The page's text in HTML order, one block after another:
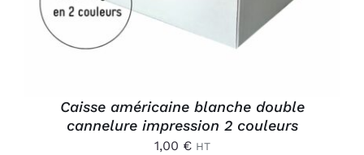
Caisse américaine blanche double
cannelure impression 2 couleurs
1,00 € HT